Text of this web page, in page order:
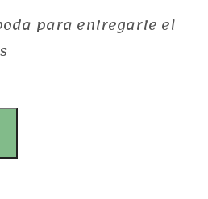
para entregarte el